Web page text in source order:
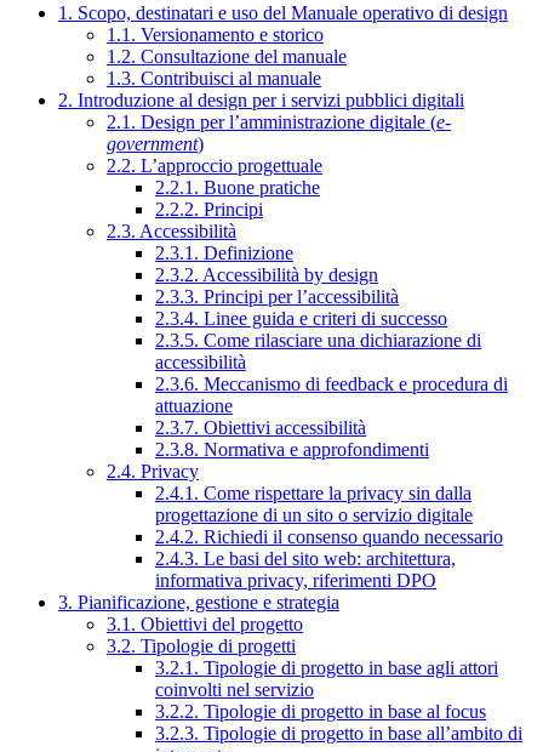
1. Scopo, destinatari e uso del Manuale operativo di design
1.1. Versionamento e storico
1.2. Consultazione del manuale
1.3. Contribuisci al manuale
2. Introduzione al design per i servizi pubblici digitali
2.1. Design per l’amministrazione digitale (e-
government)
2.2. L’approccio progettuale
2.2.1. Buone pratiche
2.2.2. Principi
2.3. Accessibilità
2.3.1. Definizione
2.3.2. Accessibilità by design
2.3.3. Principi per l’accessibilità
2.3.4. Linee guida e criteri di successo
2.3.5. Come rilasciare una dichiarazione di
accessibilità
2.3.6. Meccanismo di feedback e procedura di
attuazione
2.3.7. Obiettivi accessibilità
2.3.8. Normativa e approfondimenti
2.4. Privacy
2.4.1. Come rispettare la privacy sin dalla
progettazione di un sito o servizio digitale
2.4.2. Richiedi il consenso quando necessario
2.4.3. Le basi del sito web: architettura,
informativa privacy, riferimenti DPO
3. Pianificazione, gestione e strategia
3.1. Obiettivi del progetto
3.2. Tipologie di progetti
3.2.1. Tipologie di progetto in base agli attori
coinvolti nel servizio
3.2.2. Tipologie di progetto in base al focus
3.2.3. Tipologie di progetto in base all’ambito di